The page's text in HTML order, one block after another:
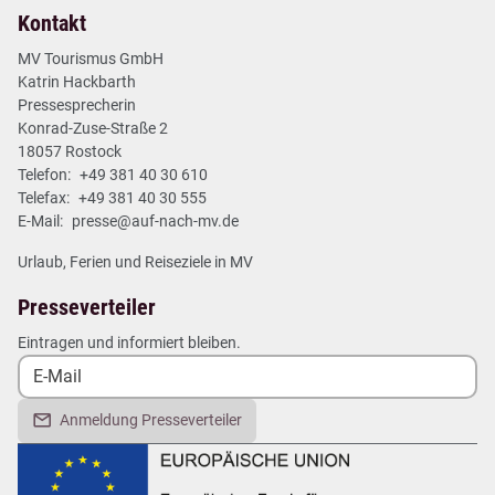
Kontakt
MV Tourismus GmbH
Katrin Hackbarth
Pressesprecherin
Konrad-Zuse-Straße 2
18057 Rostock
Telefon: +49 381 40 30 610
Telefax: +49 381 40 30 555
E-Mail: presse@auf-nach-mv.de
Urlaub, Ferien und Reiseziele in MV
Presseverteiler
Eintragen und informiert bleiben.
Anmeldung Presseverteiler